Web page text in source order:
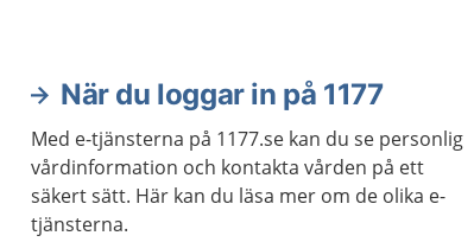
När du loggar in på 1177
Med e-tjänsterna på 1177.se kan du se personlig
vårdinformation och kontakta vården på ett
säkert sätt. Här kan du läsa mer om de olika e-
tjänsterna.